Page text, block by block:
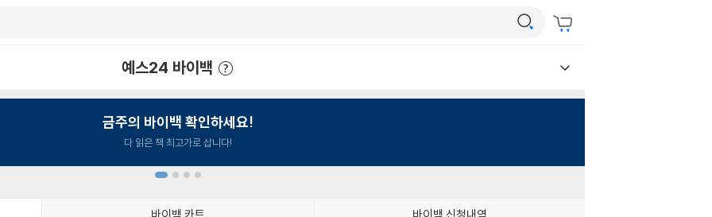
예스24 바이백
금주의 바이백 확인하세요!
다 읽은 책 최고가로 삽니다!